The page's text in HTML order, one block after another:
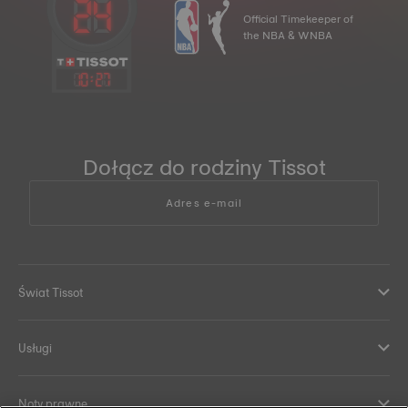
10:27
Official Timekeeper of
the NBA & WNBA
Dołącz do rodziny Tissot
Adres e-mail
Świat Tissot
Usługi
Noty prawne